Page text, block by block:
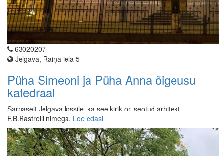
63020207
Jelgava, Raiņa iela 5
Püha Simeoni ja Püha Anna õigeusu
katedraal
Sarnaselt Jelgava lossile, ka see kirik on seotud arhitekt
F.B.Rastrelli nimega. Loe edasi